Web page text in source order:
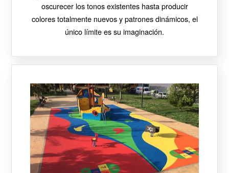
oscurecer los tonos existentes hasta producir
colores totalmente nuevos y patrones dinámicos, el
único límite es su imaginación.